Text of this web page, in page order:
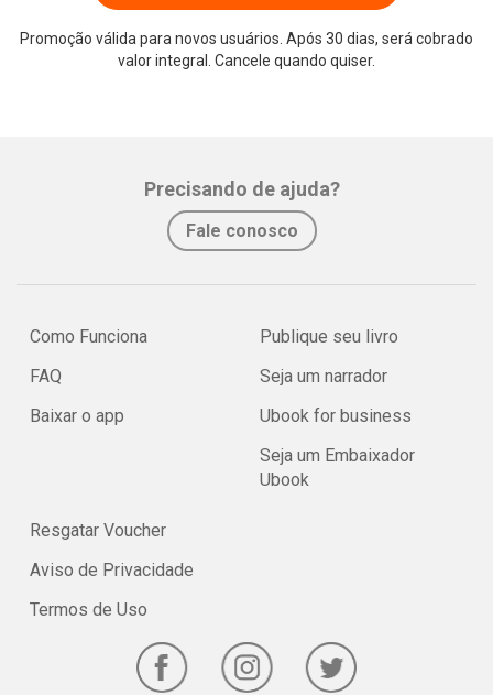
Promoção válida para novos usuários. Após 30 dias, será cobrado
valor integral. Cancele quando quiser.
Precisando de ajuda?
Fale conosco
Como Funciona
FAQ
Baixar o app
Publique seu livro
Seja um narrador
Ubook for business
Seja um Embaixador
Ubook
Resgatar Voucher
Aviso de Privacidade
Termos de Uso